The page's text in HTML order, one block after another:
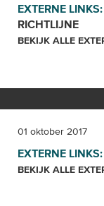
EXTERNE LINKS:
RICHTLIJNE
BEKIJK ALLE
01 oktober 2017
EXTERNE LINKS:
BEKIJK ALLE